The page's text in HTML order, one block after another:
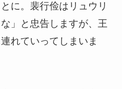
に。裴行俭はリュウリ
」と忠告しますが、王
れていってしまいま